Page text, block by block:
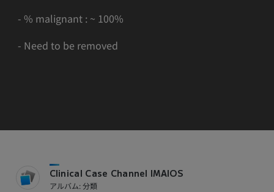
- % malignant : ~ 100%
- Need to be removed
Clinical Case Channel IMAIOS
アルバム: 分類